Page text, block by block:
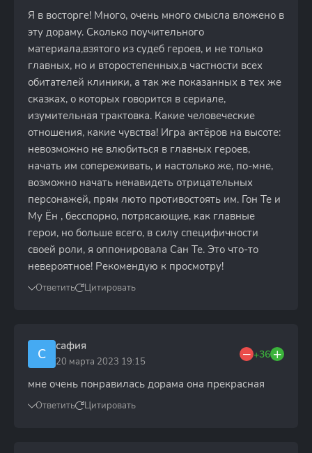
Я в восторге! Много, очень много смысла вложено в
эту дораму. Сколько поучительного
материала,взятого из судеб героев, и не только
главных, но и второстепенных,в частности всех
обитателей клиники, а так же показанных в тех же
сказках, о которых говорится в сериале,
изумительная трактовка. Какие человеческие
отношения, какие чувства! Игра актёров на высоте:
невозможно не влюбиться в главных героев,
начать им сопереживать, и настолько же, по-мне,
возможно начать ненавидеть отрицательных
персонажей, прям люто противостоять им. Гон Те и
Му Ён , бесспорно, потрясающие, как главные
герои, но больше всего, в силу специфичности
своей роли, я оппонировала Сан Те. Это что-то
невероятное! Рекомендую к просмотру!
Ответить Цитировать
С сафия
20 марта 2023 19:15
+36
мне очень понравилась дорама она прекрасная
Ответить Цитировать